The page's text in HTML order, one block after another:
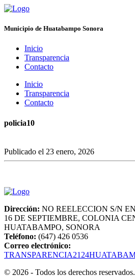
Municipio de Huatabampo Sonora
Inicio
Transparencia
Contacto
Inicio
Transparencia
Contacto
policia10
Publicado el 23 enero, 2026
Dirección: NO REELECCION S/N
16 DE SEPTIEMBRE, COLONIA
HUATABAMPO, SONORA
Teléfono: (647) 426 0536
Correo electrónico:
© 2026 - Todos los derechos